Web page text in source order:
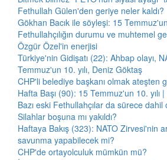
Fethullah Gülen'den geriye neler kaldı?
Gökhan Bacık ile söyleşi: 15
Fethullahçılığın durumu ve muhtemel
Özgür Özel'in enerjisi
Türkiye'nin Gidişatı (22): Ahbap olayı,
Temmuz'un 10. yılı, Deniz Göktaş
CHP'li belediye başkanı olmak ateşten
Hafta Başı (90): 15 Temmuz'un 10. yılı
Bazı eski Fethullahçılar da sürece
Silahlar boşuna mı yakıldı?
Haftaya Bakış (323): NATO Zirvesi'nin
savunma yapabilecek mi?
CHP'de ortayolculuk mümkün mü?